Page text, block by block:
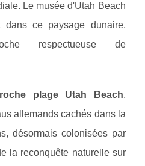
Le musée d'Utah Beach
dans ce paysage dunaire,
respectueuse de
plage Utah Beach,
allemands cachés dans la
désormais colonisées par
la reconquête naturelle sur